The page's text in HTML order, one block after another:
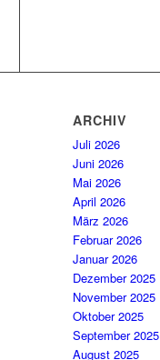
ARCHIV
Juli 2026
Juni 2026
Mai 2026
April 2026
März 2026
Februar 2026
Januar 2026
Dezember 2025
November 2025
Oktober 2025
September 2025
August 2025